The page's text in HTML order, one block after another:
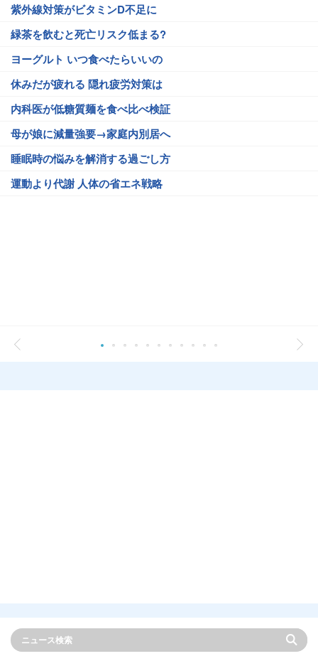
紫外線対策がビタミンD不足に
緑茶を飲むと死亡リスク低まる?
ヨーグルト いつ食べたらいいの
休みだが疲れる 隠れ疲労対策は
内科医が低糖質麺を食べ比べ検証
母が娘に減量強要→家庭内別居へ
睡眠時の悩みを解消する過ごし方
運動より代謝 人体の省エネ戦略